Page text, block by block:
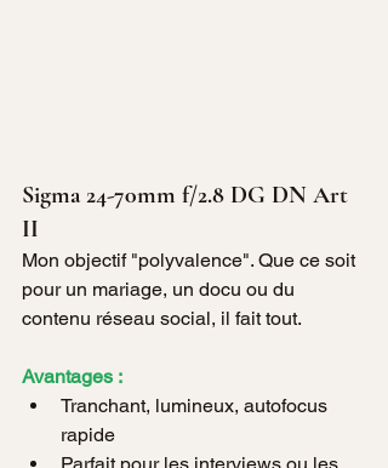
Sigma 24-70mm f/2.8 DG DN Art
II
Mon objectif "polyvalence". Que ce soit
pour un mariage, un docu ou du
contenu réseau social, il fait tout.
Avantages :
Tranchant, lumineux, autofocus
rapide